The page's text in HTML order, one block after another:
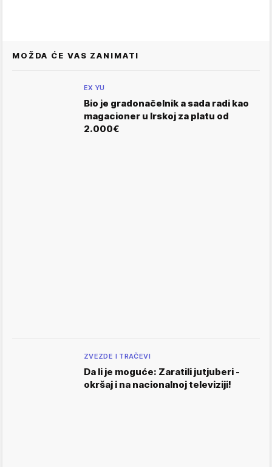
MOŽDA ĆE VAS ZANIMATI
EX YU
Bio je gradonačelnik a sada radi kao
magacioner u Irskoj za platu od
2.000€
ZVEZDE I TRAČEVI
Da li je moguće: Zaratili jutjuberi -
okršaj i na nacionalnoj televiziji!